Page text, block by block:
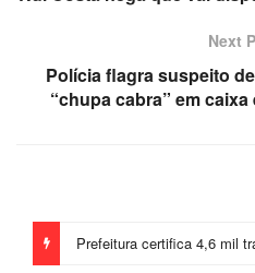
Next
Polícia flagra suspeito
“chupa cabra” em